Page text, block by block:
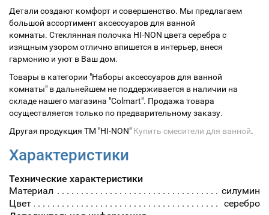
Детали создают комфорт и совершенство. Мы предлагаем
большой ассортимент аксессуаров для ванной
комнаты. Стеклянная полочка HI-NON цвета серебра с
изящным узором отлично впишется в интерьер, внеся
гармонию и уют в Ваш дом.
Товары в категории "Наборы аксессуаров для ванной
комнаты" в дальнейшем не поддерживается в наличии на
складе нашего магазина "Colmart". Продажа товара
осуществляется только по предварительному заказу.
Другая продукция ТМ "HI-NON" Купить смесители для ванной.
Характеристики
Технические характеристики
Материал
силумин
Цвет
серебро